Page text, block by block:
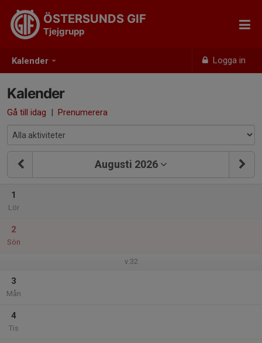
Kalender Logga in
ÖSTERSUNDS GIF
Tjejgrupp
Kalender
Gå till idag | Prenumerera
Augusti 2026
1
Lör
2
Sön
v.32
3
Mån
4
Tis